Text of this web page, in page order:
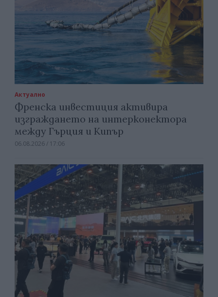
Актуално
Френска инвестиция активира
изграждането на интерконектора
между Гърция и Кипър
06.08.2026 / 17:06